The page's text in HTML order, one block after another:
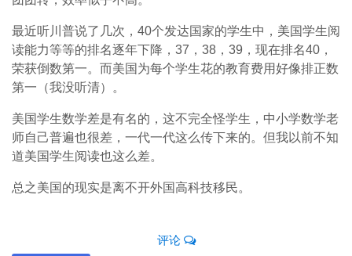
最近听川普说了几次，40个发达国家的学生中，美国学生阅
读能力等等的排名逐年下降，37，38，39，现在排名40，
荣获倒数第一。而美国为每个学生花的教育费用好像排正数
第一（我没听清）。
美国学生数学差是有名的，这不完全怪学生，中小学数学老
师自己普遍也很差，一代一代这么传下来的。但我以前不知
道美国学生阅读也这么差。
总之美国的现实是离不开外国高科技移民。
评论